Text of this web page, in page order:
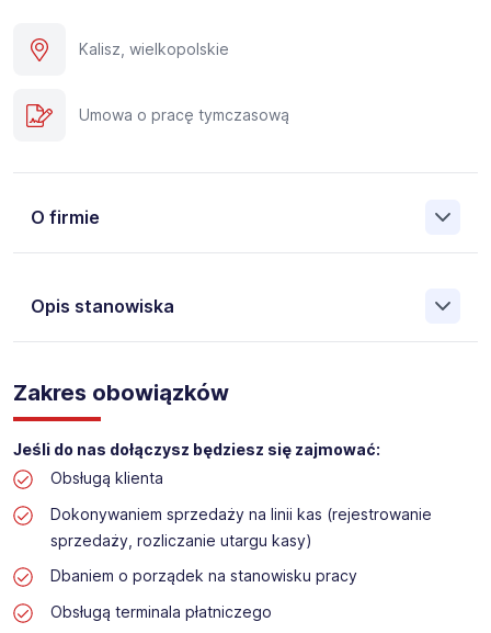
Kalisz, wielkopolskie
Umowa o pracę tymczasową
O firmie
Opis stanowiska
Pośrednictwa Pracy i Doradztwa Personalnego Work &
Profit jest obecnie jedną z największych niezależnych
polskich agencji zatrudnienia. W ciągu wielu lat naszej
działalności daliśmy pracę przeszło 50 000 pracowników
w całym kraju. Skutecznie znajdujemy pracowników dla
największych firm, jak również małych rodzinnych
przedsiębiorstw w Polsce. Agencja jest wpisana pod nr
396 w Krajowym Rejestrze Agencji Zatrudnienia.
Obecnie dla naszego Klienta, poszukujemy osób do pracy
na stanowisko:
Praca w sektorze obsługi klienta w markecie
Zakres obowiązków
Jeśli do nas dołączysz będziesz się zajmować:
Obsługą klienta
Dokonywaniem sprzedaży na linii kas (rejestrowanie
sprzedaży, rozliczanie utargu kasy)
Dbaniem o porządek na stanowisku pracy
Obsługą terminala płatniczego